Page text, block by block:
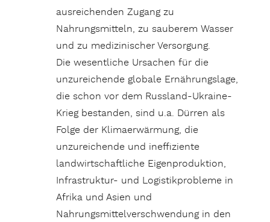
ausreichenden Zugang zu
Nahrungsmitteln, zu sauberem Wasser
und zu medizinischer Versorgung.
Die wesentliche Ursachen für die
unzureichende globale Ernährungslage,
die schon vor dem Russland-Ukraine-
Krieg bestanden, sind u.a. Dürren als
Folge der Klimaerwärmung, die
unzureichende und ineffiziente
landwirtschaftliche Eigenproduktion,
Infrastruktur- und Logistikprobleme in
Afrika und Asien und
Nahrungsmittelverschwendung in den